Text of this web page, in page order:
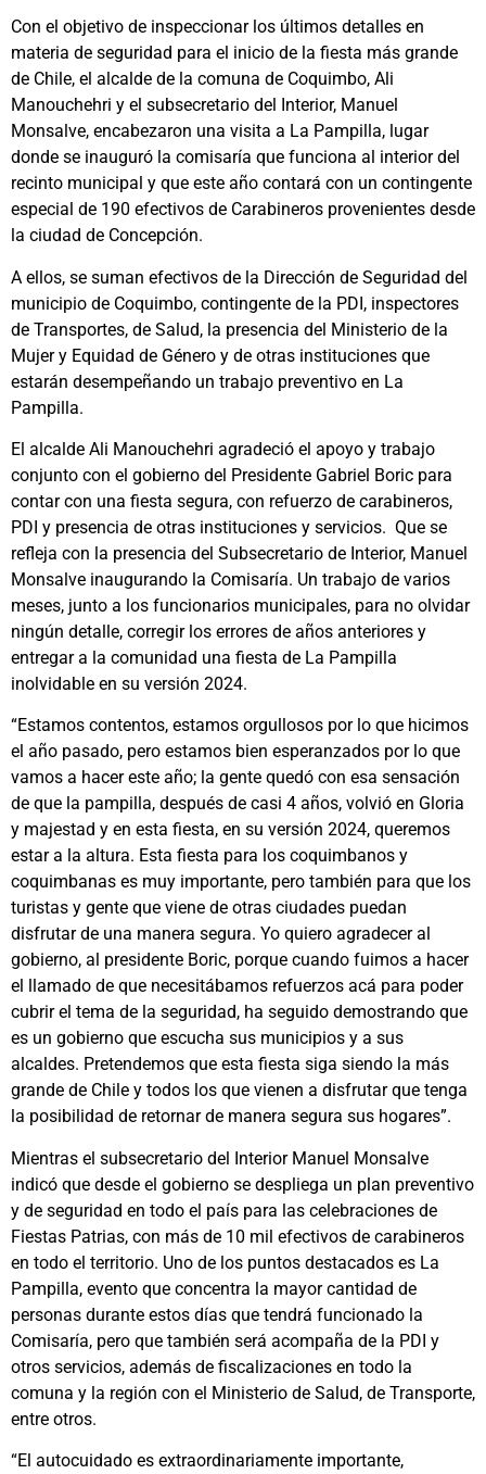
Con el objetivo de inspeccionar los últimos detalles en
materia de seguridad para el inicio de la fiesta más grande
de Chile, el alcalde de la comuna de Coquimbo, Ali
Manouchehri y el subsecretario del Interior, Manuel
Monsalve, encabezaron una visita a La Pampilla, lugar
donde se inauguró la comisaría que funciona al interior del
recinto municipal y que este año contará con un contingente
especial de 190 efectivos de Carabineros provenientes desde
la ciudad de Concepción.
A ellos, se suman efectivos de la Dirección de Seguridad del
municipio de Coquimbo, contingente de la PDI, inspectores
de Transportes, de Salud, la presencia del Ministerio de la
Mujer y Equidad de Género y de otras instituciones que
estarán desempeñando un trabajo preventivo en La
Pampilla.
El alcalde Ali Manouchehri agradeció el apoyo y trabajo
conjunto con el gobierno del Presidente Gabriel Boric para
contar con una fiesta segura, con refuerzo de carabineros,
PDI y presencia de otras instituciones y servicios. Que se
refleja con la presencia del Subsecretario de Interior, Manuel
Monsalve inaugurando la Comisaría. Un trabajo de varios
meses, junto a los funcionarios municipales, para no olvidar
ningún detalle, corregir los errores de años anteriores y
entregar a la comunidad una fiesta de La Pampilla
inolvidable en su versión 2024.
“Estamos contentos, estamos orgullosos por lo que hicimos
el año pasado, pero estamos bien esperanzados por lo que
vamos a hacer este año; la gente quedó con esa sensación
de que la pampilla, después de casi 4 años, volvió en Gloria
y majestad y en esta fiesta, en su versión 2024, queremos
estar a la altura. Esta fiesta para los coquimbanos y
coquimbanas es muy importante, pero también para que los
turistas y gente que viene de otras ciudades puedan
disfrutar de una manera segura. Yo quiero agradecer al
gobierno, al presidente Boric, porque cuando fuimos a hacer
el llamado de que necesitábamos refuerzos acá para poder
cubrir el tema de la seguridad, ha seguido demostrando que
es un gobierno que escucha sus municipios y a sus
alcaldes. Pretendemos que esta fiesta siga siendo la más
grande de Chile y todos los que vienen a disfrutar que tenga
la posibilidad de retornar de manera segura sus hogares”.
Mientras el subsecretario del Interior Manuel Monsalve
indicó que desde el gobierno se despliega un plan preventivo
y de seguridad en todo el país para las celebraciones de
Fiestas Patrias, con más de 10 mil efectivos de carabineros
en todo el territorio. Uno de los puntos destacados es La
Pampilla, evento que concentra la mayor cantidad de
personas durante estos días que tendrá funcionado la
Comisaría, pero que también será acompaña de la PDI y
otros servicios, además de fiscalizaciones en todo la
comuna y la región con el Ministerio de Salud, de Transporte,
entre otros.
“El autocuidado es extraordinariamente importante,